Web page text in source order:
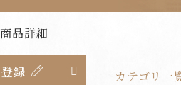
商品詳細
カテゴリ一
録